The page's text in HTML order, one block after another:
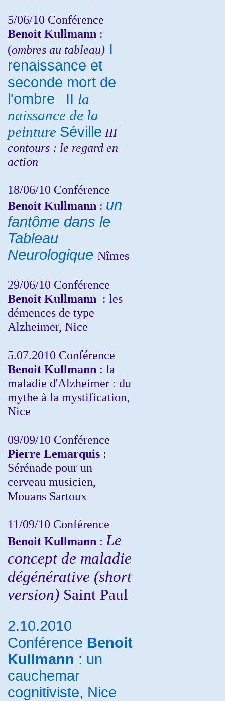
5/06/10 Conférence
Benoit Kullmann :
(ombres au tableau) I
renaissance et
seconde mort de
l'ombre
II la
naissance de la
peinture Séville III
contours : le regard en
action
18/06/10 Conférence
Benoit Kullmann : un
fantôme dans le
Tableau
Neurologique Nîmes
29/06/10 Conférence
Benoit Kullmann : les
démences de type
Alzheimer, Nice
5.07.2010 Conférence
Benoit Kullmann : la
maladie d'Alzheimer : du
mythe à la mystification,
Nice
09/09/10 Conférence
Pierre Lemarquis :
Sérénade pour un
cerveau musicien,
Mouans Sartoux
11/09/10 Conférence
Benoit Kullmann : Le
concept de maladie
dégénérative (short
version) Saint Paul
2.10.2010
Conférence Benoit
Kullmann : un
cauchemar
cognitiviste, Nice